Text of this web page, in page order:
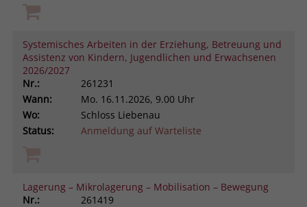
Systemisches Arbeiten in der Erziehung, Betreuung und
Assistenz von Kindern, Jugendlichen und Erwachsenen
2026/2027
Nr.:
261231
Wann:
Mo. 16.11.2026, 9.00 Uhr
Wo:
Schloss Liebenau
Status:
Anmeldung auf Warteliste
Lagerung – Mikrolagerung – Mobilisation – Bewegung
Nr.:
261419